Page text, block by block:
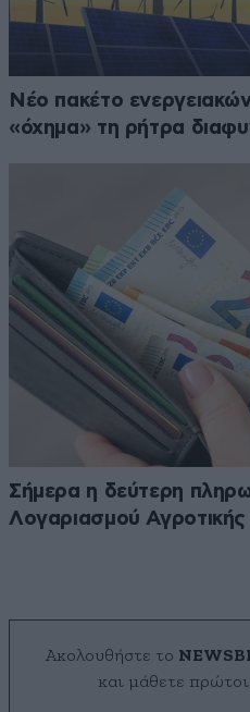
Νέο πακέτο
«όχημα» τη ρήτρα
Σήμερα η δεύτερη
Λογαριασμού Αγροτικής
Ακολουθήστε το
και μάθετε πρώτοι